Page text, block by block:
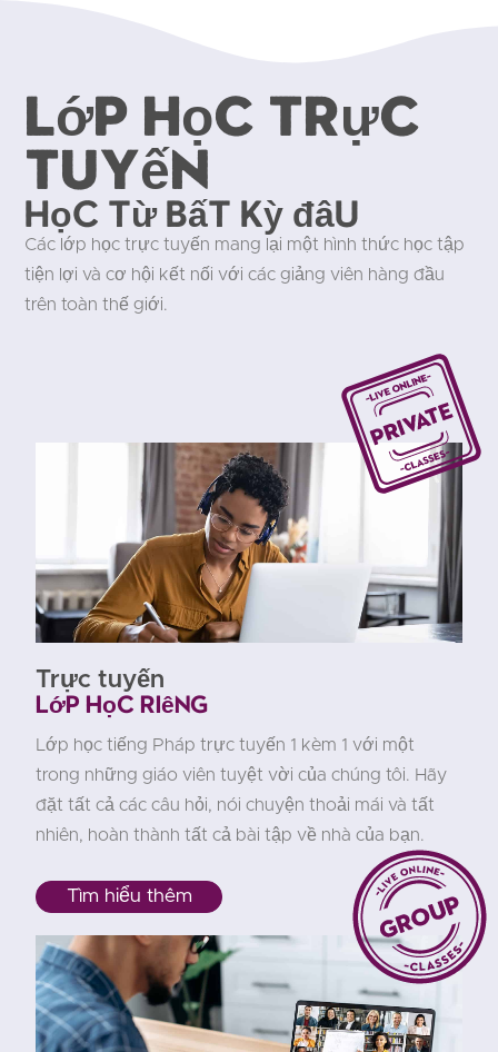
Lớp học trực
tuyến
Học từ bất kỳ đâu
Các lớp học trực tuyến mang lại một hình thức học tập
tiện lợi và cơ hội kết nối với các giảng viên hàng đầu
trên toàn thế giới.
Trực tuyến
Lớp học riêng
Lớp học tiếng Pháp trực tuyến 1 kèm 1 với một
trong những giáo viên tuyệt vời của chúng tôi. Hãy
đặt tất cả các câu hỏi, nói chuyện thoải mái và tất
nhiên, hoàn thành tất cả bài tập về nhà của bạn.
Tìm hiểu thêm